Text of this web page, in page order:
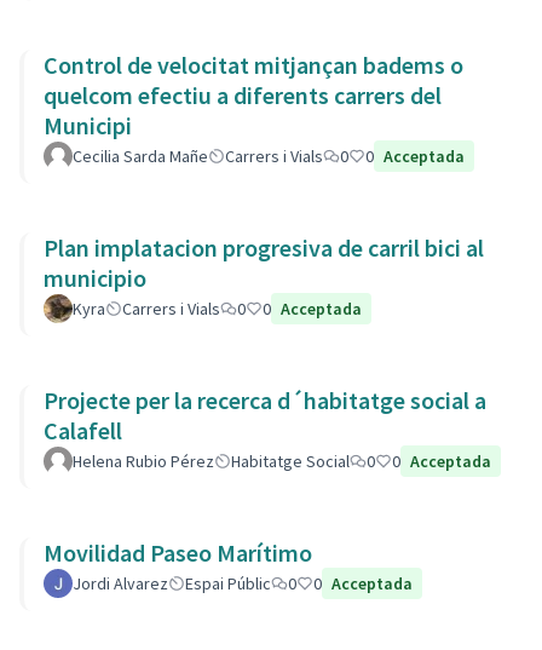
Control de velocitat mitjançan badems o
quelcom efectiu a diferents carrers del
Municipi
Cecilia Sarda Mañe Carrers i Vials 0 0 Acceptada
Plan implatacion progresiva de carril bici al
municipio
Kyra Carrers i Vials 0 0 Acceptada
Projecte per la recerca d´habitatge social a
Calafell
Helena Rubio Pérez Habitatge Social 0 0 Acceptada
Movilidad Paseo Marítimo
Jordi Alvarez Espai Públic 0 0 Acceptada